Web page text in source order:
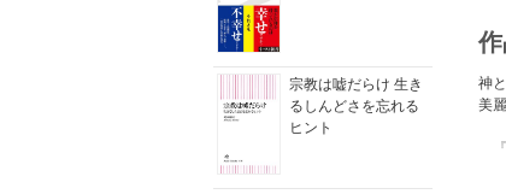
宗教は嘘だらけ 生き
るしんどさを忘れる
ヒント
神
美
『